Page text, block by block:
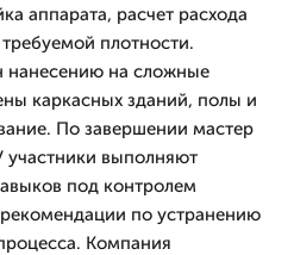
аппарата, расчет расхода
плотности.
нанесению на сложные
каркасных зданий, полы и
По завершении мастер
выполняют
под контролем
по устранению
Компания